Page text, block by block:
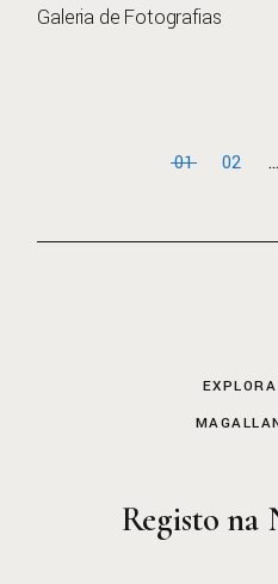
Galeria de Fotografias
01 02 …
Registo na